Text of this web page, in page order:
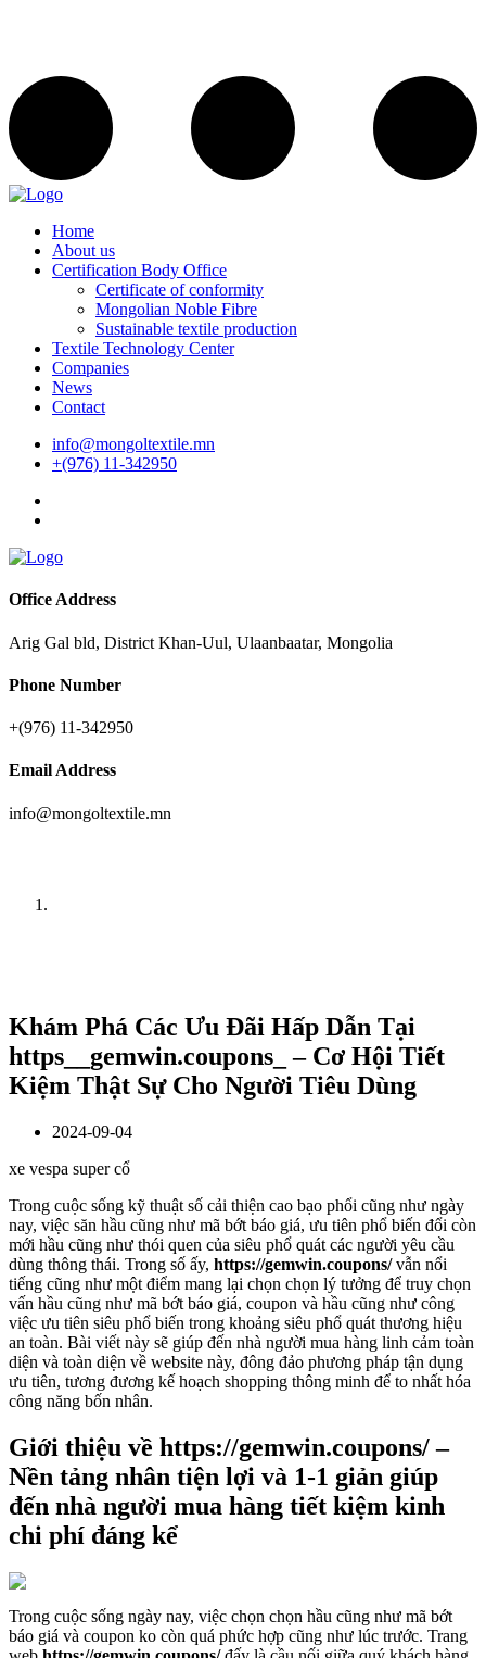
Home
About us
Certification Body Office
Certificate of conformity
Mongolian Noble Fibre
Sustainable textile production
Textile Technology Center
Companies
News
Contact
info@mongoltextile.mn
+(976) 11-342950
Office Address
Arig Gal bld, District Khan-Uul, Ulaanbaatar, Mongolia
Phone Number
+(976) 11-342950
Email Address
info@mongoltextile.mn
Khám Phá Các Ưu Đãi Hấp Dẫn Tại
https__gemwin.coupons_ – Cơ Hội Tiết
Kiệm Thật Sự Cho Người Tiêu Dùng
2024-09-04
xe vespa super cổ
Trong cuộc sống kỹ thuật số cải thiện cao bạo phổi cũng như ngày
nay, việc săn hầu cũng như mã bớt báo giá, ưu tiên phổ biến đổi còn
mới hầu cũng như thói quen của siêu phổ quát các người yêu cầu
dùng thông thái. Trong số ấy, https://gemwin.coupons/vẫn nổi
tiếng cũng như một điểm mang lại chọn chọn lý tưởng để truy chọn
vấn hầu cũng như mã bớt báo giá, coupon và hầu cũng như công
việc ưu tiên siêu phổ biến trong khoảng siêu phổ quát thương hiệu
an toàn. Bài viết này sẽ giúp đến nhà người mua hàng linh cảm toàn
diện và toàn diện về website này, đông đảo phương pháp tận dụng
ưu tiên, tương đương kế hoạch shopping thông minh để to nhất hóa
công năng bốn nhân.
Giới thiệu về https://gemwin.coupons/ –
Nền tảng nhân tiện lợi và 1-1 giản giúp
đến nhà người mua hàng tiết kiệm kinh
chi phí đáng kể
Trong cuộc sống ngày nay, việc chọn chọn hầu cũng như mã bớt
báo giá và coupon ko còn quá phức hợp cũng như lúc trước. Trang